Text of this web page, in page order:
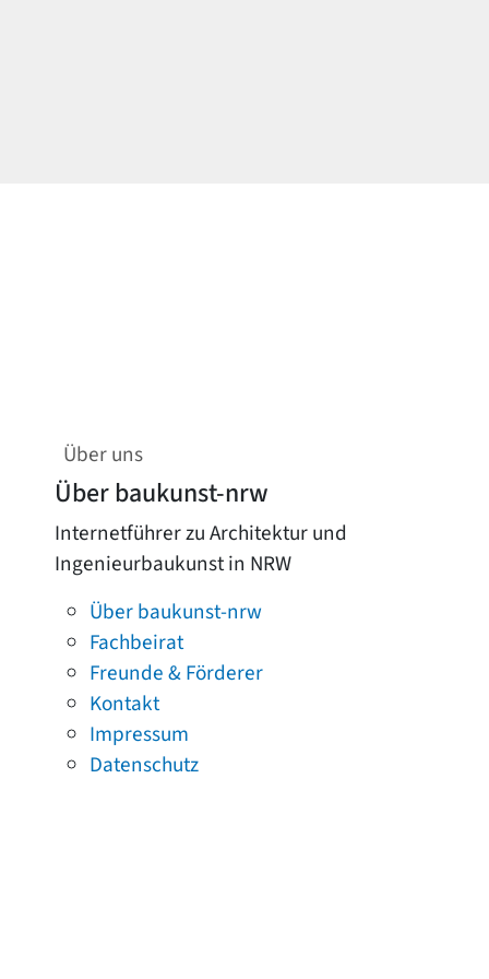
Über uns
Über baukunst-nrw
Internetführer zu Architektur und
Ingenieurbaukunst in NRW
Über baukunst-nrw
Fachbeirat
Freunde & Förderer
Kontakt
Impressum
Datenschutz